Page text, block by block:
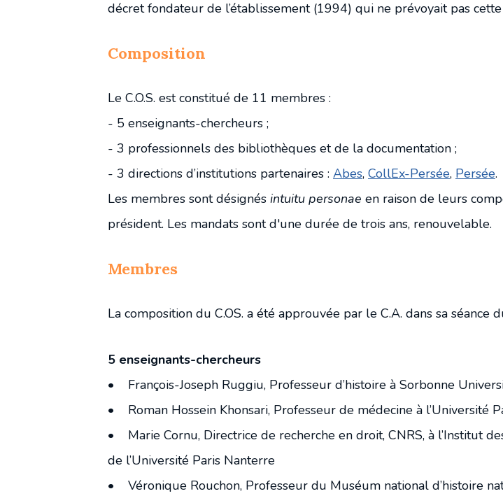
Conseil d'administration
Comité d'orientation stratégique
Programmations bisannuelles
décret fondateur de l’établissement (1994) qui ne prévoyait pas cette
Composition
Le C.O.S. est constitué de 11 membres :
- 5 enseignants-chercheurs ;
- 3 professionnels des bibliothèques et de la documentation ;
- 3 directions d’institutions partenaires : Abes, CollEx-Persée, Persée.
Les membres sont désignés intuitu personae en raison de leurs
président. Les mandats sont d'une durée de trois ans, renouvelable.
Membres
La composition du C.OS. a été approuvée par le C.A. dans sa séance
5 enseignants-chercheurs
• François-Joseph Ruggiu, Professeur d’histoire à Sorbonne
• Roman Hossein Khonsari, Professeur de médecine à l’Université
• Marie Cornu, Directrice de recherche en droit, CNRS, à l’Institut
de l’Université Paris Nanterre
• Véronique Rouchon, Professeur du Muséum national d’histoire